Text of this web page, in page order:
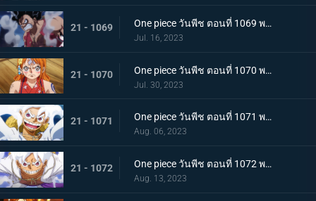
21 - 1069 One piece วันพีช ตอนที่ 1069 พากย์ไทย ผู้ชนะมีเพียงหนึ่ง ลูฟี่ ปะทะ ไคโด
Jul. 16, 2023
21 - 1070 One piece วันพีช ตอนที่ 1070 พากย์ไทย ลูฟี่พ่ายแพ้ การเตรียมใจของผู้ที่เหลืออยู่
Jul. 30, 2023
21 - 1071 One piece วันพีช ตอนที่ 1071 พากย์ไทย ไปให้ถึงจุดสูงสุดของลูฟี่ เกียร์ฟิฟท์
Aug. 06, 2023
21 - 1072 One piece วันพีช ตอนที่ 1072 พากย์ไทย พลังกวนประสาท เกียร์ฟิฟท์โลดแล่น
Aug. 13, 2023